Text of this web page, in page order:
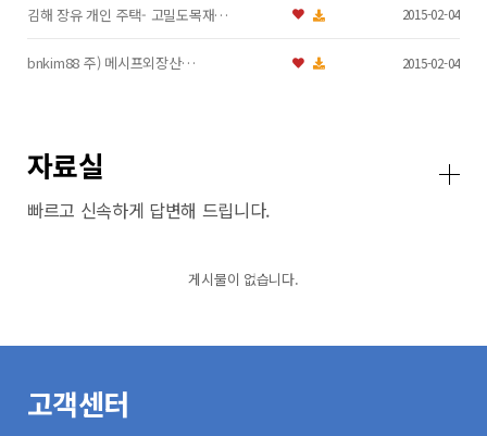
김해 장유 개인 주택- 고밀도목재… 2015-02-04
bnkim88 주) 메시프외장산… 2015-02-04
자료실
빠르고 신속하게 답변해 드립니다.
게시물이 없습니다.
고객센터